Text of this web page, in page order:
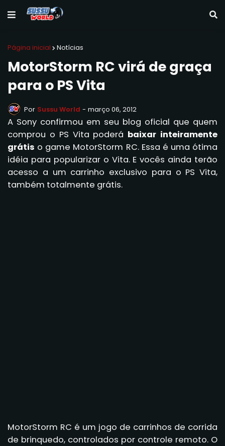
Página inicial Notícias
MotorStorm RC virá de graça
para o PS Vita
Por Sussu World - março 06, 2012
A Sony confirmou em seu blog oficial que quem
comprou o PS Vita poderá baixar inteiramente
grátis o game MotorStorm RC. Essa é uma ótima
idéia para popularizar o Vita. E vocês ainda terão
acesso a um carrinho exclusivo para o PS Vita,
também totalmente grátis.
MotorStorm RC é um jogo de carrinhos de corrida
de brinquedo, controlados por controle remoto. O